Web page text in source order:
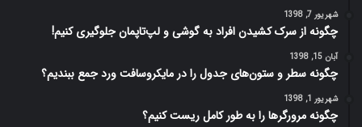
شهریور 7, 1398
چگونه از سرک کشیدن افراد به گوشی و لپ‌تاپمان جلوگیری کنیم!
آبان 15, 1398
چگونه سطر و ستون‌های جدول را در مایکروسافت ورد جمع ببندیم؟
شهریور 1, 1398
چگونه مرورگرها را به طور کامل ریست کنیم؟